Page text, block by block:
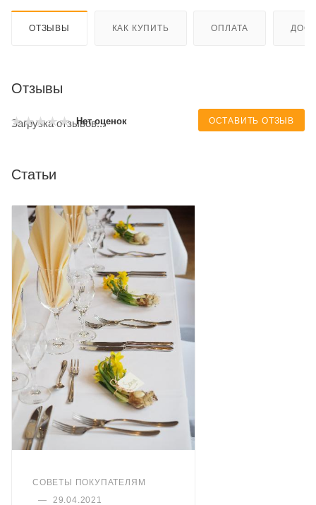
ОТЗЫВЫ КАК КУПИТЬ ОПЛАТА
Отзывы
Нет оценок ОСТАВИТЬ ОТЗЫВ
Загрузка отзывов...
Статьи
СОВЕТЫ ПОКУПАТЕЛЯМ
—
29.04.2021